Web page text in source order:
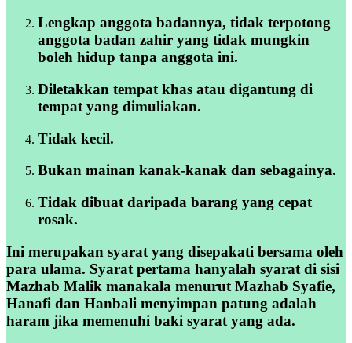
Lengkap anggota badannya, tidak terpotong
anggota badan zahir yang tidak mungkin
boleh hidup tanpa anggota ini.
Diletakkan tempat khas atau digantung di
tempat yang dimuliakan.
Tidak kecil.
Bukan mainan kanak-kanak dan sebagainya.
Tidak dibuat daripada barang yang cepat
rosak.
Ini merupakan syarat yang disepakati bersama oleh
para ulama. Syarat pertama hanyalah syarat di sisi
Mazhab Malik manakala menurut Mazhab Syafie,
Hanafi dan Hanbali menyimpan patung adalah
haram jika memenuhi baki syarat yang ada.